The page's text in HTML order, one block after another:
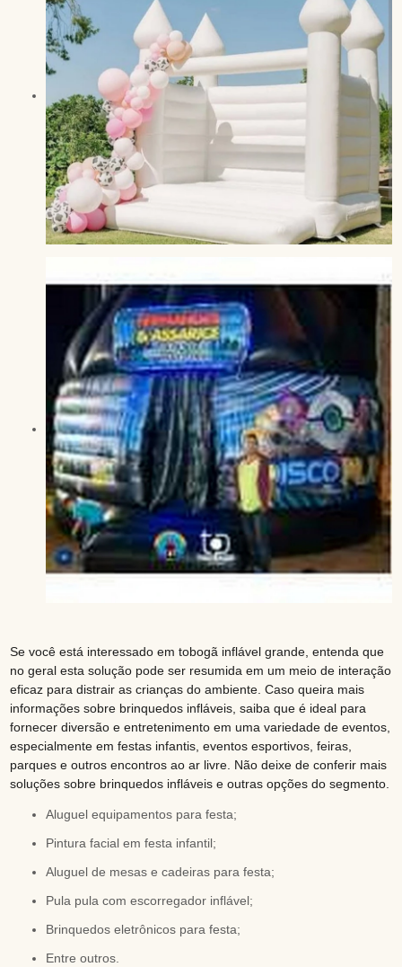
Se você está interessado em tobogã inflável grande, entenda que
no geral esta solução pode ser resumida em um meio de interação
eficaz para distrair as crianças do ambiente. Caso queira mais
informações sobre brinquedos infláveis, saiba que é ideal para
fornecer diversão e entretenimento em uma variedade de eventos,
especialmente em festas infantis, eventos esportivos, feiras,
parques e outros encontros ao ar livre. Não deixe de conferir mais
soluções sobre brinquedos infláveis e outras opções do segmento.
aluguel equipamentos para festa;
pintura facial em festa infantil;
aluguel de mesas e cadeiras para festa;
pula pula com escorregador inflável;
brinquedos eletrônicos para festa;
entre outros.